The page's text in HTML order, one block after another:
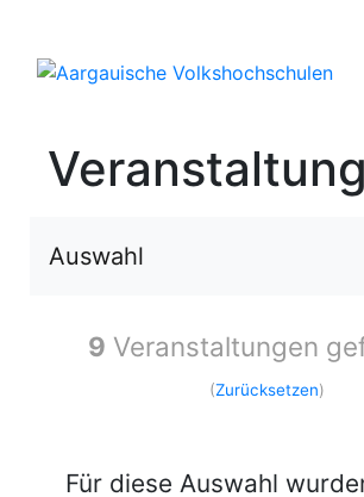
Auswahl
9 Veranstaltungen
(Zurücksetzen)
Für diese Auswahl